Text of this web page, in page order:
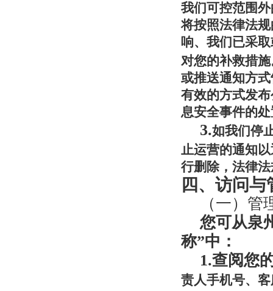
我们可控范围
将按照法律法
响、我们已采
对您的补救措
或推送通知方
有效的方式发
息安全事件的
3.如我们停
止运营的通知
行删除，法律
四、访问与
（一）管
您可从泉
称”中：
1.查阅您
责人手机号、